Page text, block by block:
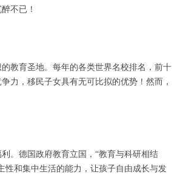
不已！
教育圣地。每年的各类世界名校排名，前十
力，移民子女具有无可比拟的优势！然而，
。德国政府教育立国，“教育与科研相结
性和集中生活的能力，让孩子自由成长与发